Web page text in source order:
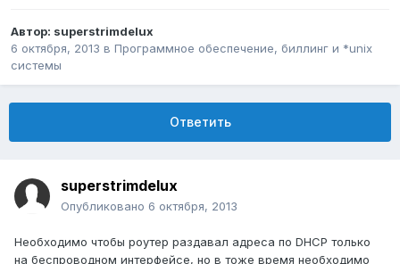
Автор: superstrimdelux
6 октября, 2013 в Программное обеспечение, биллинг и *unix
системы
Ответить
superstrimdelux
Опубликовано 6 октября, 2013
Необходимо чтобы роутер раздавал адреса по DHCP только
на беспроводном интерфейсе, но в тоже время необходимо